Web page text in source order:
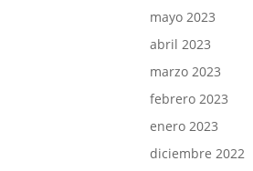
mayo 2023
abril 2023
marzo 2023
febrero 2023
enero 2023
diciembre 2022